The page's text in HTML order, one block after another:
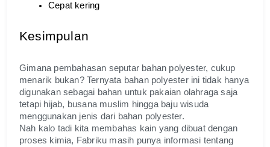
Cepat kering
Kesimpulan
Gimana pembahasan seputar bahan polyester, cukup
menarik bukan? Ternyata bahan polyester ini tidak hanya
digunakan sebagai bahan untuk pakaian olahraga saja
tetapi hijab, busana muslim hingga baju wisuda
menggunakan jenis dari bahan polyester.
Nah kalo tadi kita membahas kain yang dibuat dengan